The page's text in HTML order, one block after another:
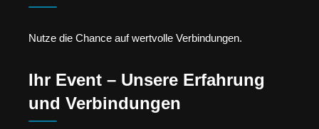
Nutze die Chance auf wertvolle Verbindungen.
Ihr Event – Unsere Erfahrung
und Verbindungen